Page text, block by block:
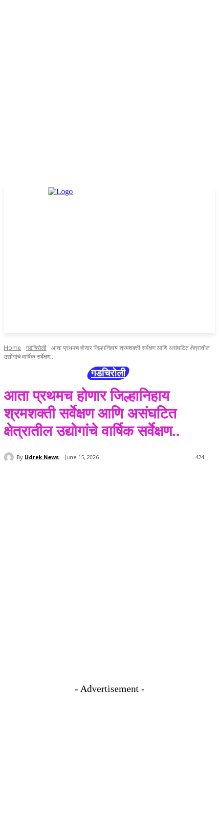
Home गडचिरोली आता प्रथमच होणार जिल्हानिहाय श्रमशक्ती सर्वेक्षण आणि असंघटित क्षेत्रातील
उद्योगांचे वार्षिक सर्वेक्षण..
गडचिरोली
आता प्रथमच होणार जिल्हानिहाय
श्रमशक्ती सर्वेक्षण आणि असंघटित
क्षेत्रातील उद्योगांचे वार्षिक सर्वेक्षण..
By Udrek News June 15, 2026 424
- Advertisement -